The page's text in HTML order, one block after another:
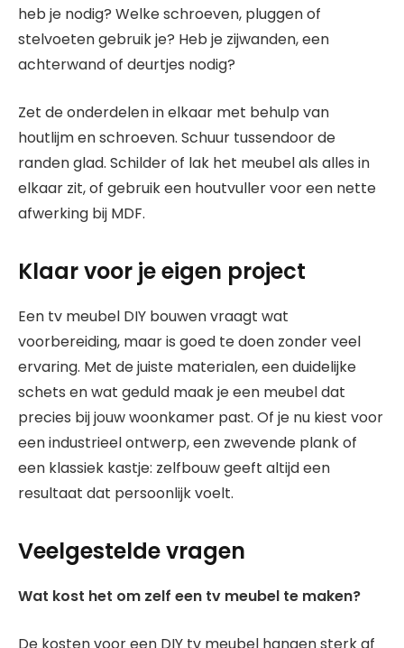
heb je nodig? Welke schroeven, pluggen of
stelvoeten gebruik je? Heb je zijwanden, een
achterwand of deurtjes nodig?
Zet de onderdelen in elkaar met behulp van
houtlijm en schroeven. Schuur tussendoor de
randen glad. Schilder of lak het meubel als alles in
elkaar zit, of gebruik een houtvuller voor een nette
afwerking bij MDF.
Klaar voor je eigen project
Een tv meubel DIY bouwen vraagt wat
voorbereiding, maar is goed te doen zonder veel
ervaring. Met de juiste materialen, een duidelijke
schets en wat geduld maak je een meubel dat
precies bij jouw woonkamer past. Of je nu kiest voor
een industrieel ontwerp, een zwevende plank of
een klassiek kastje: zelfbouw geeft altijd een
resultaat dat persoonlijk voelt.
Veelgestelde vragen
Wat kost het om zelf een tv meubel te maken?